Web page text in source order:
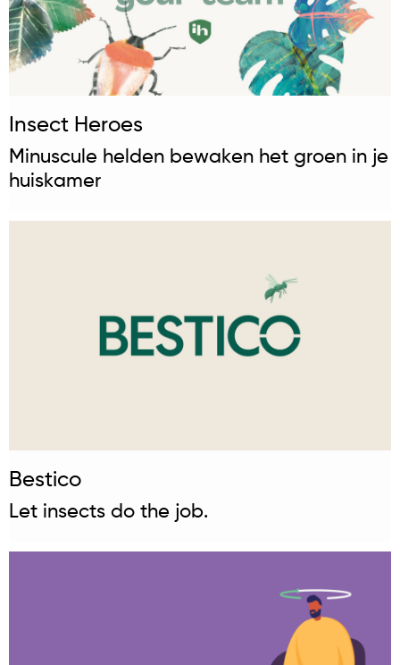
Insect Heroes
Minuscule helden bewaken het groen in je
huiskamer
Bestico
Let insects do the job.